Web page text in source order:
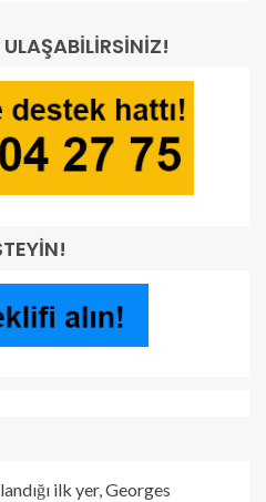
ilk yer, Georges